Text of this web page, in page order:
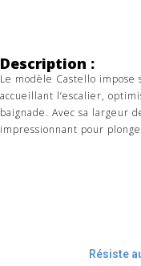
Description :
Le modèle Castello impose
accueillant l’escalier,
baignade. Avec sa largeur
impressionnant pour